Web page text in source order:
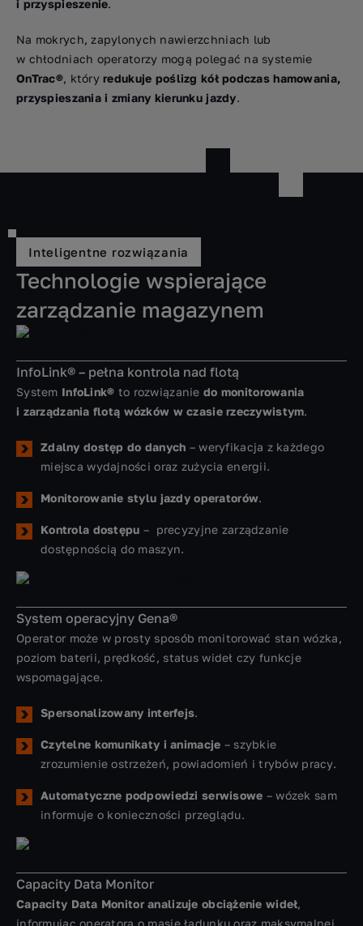
i przyspieszenie.
Na mokrych, zapylonych nawierzchniach lub
w chłodniach operatorzy mogą polegać na systemie
OnTrac®, któryredukuje poślizg kół podczas hamowania,
przyspieszania i zmiany kierunku jazdy.
Inteligentne rozwiązania
Technologie wspierające
zarządzanie magazynem
InfoLink® – pełna kontrola nad flotą
System InfoLink® to rozwiązanie do monitorowania
i zarządzania flotą wózków w czasie rzeczywistym.
Zdalny dostęp do danych – weryfikacja z każdego
miejsca wydajności oraz zużycia energii.
Monitorowanie stylu jazdy operatorów.
Kontrola dostępu – precyzyjne zarządzanie
dostępnością do maszyn.
System operacyjny Gena®
Operator może w prosty sposób monitorować stan wózka,
poziom baterii, prędkość, status wideł czy funkcje
wspomagające.
Spersonalizowany interfejs.
Czytelne komunikaty i animacje – szybkie
zrozumienie ostrzeżeń, powiadomień i trybów pracy.
Automatyczne podpowiedzi serwisowe – wózek sam
informuje o konieczności przeglądu.
Capacity Data Monitor
Capacity Data Monitor analizuje obciążenie wideł,